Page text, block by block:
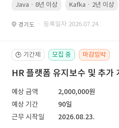
Java · 8년 이상 Kafka · 2년 이상
경기도 · 등록일자 2026.07.24.
🕒 기간제 모집 중 마감임박
HR 플랫폼 유지보수 및 추가
예상 금액
2,000,000원
예상 기간
90일
근무 시작일
2026.08.23.